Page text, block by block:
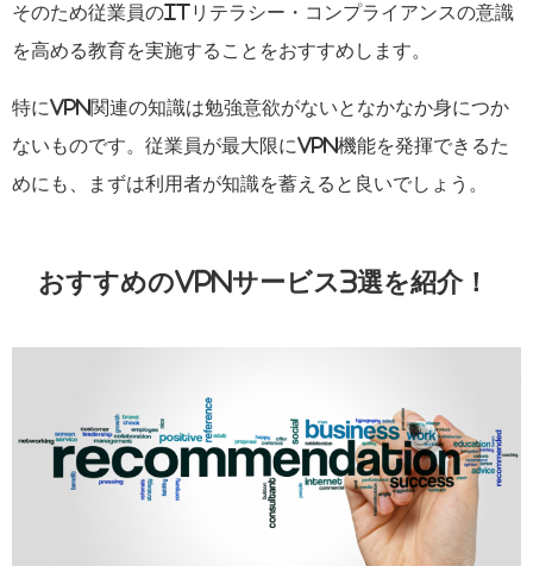
そのため従業員のITリテラシー・コンプライアンスの意識
を高める教育を実施することをおすすめします。
特にVPN関連の知識は勉強意欲がないとなかなか身につか
ないものです。従業員が最大限にVPN機能を発揮できるた
めにも、まずは利用者が知識を蓄えると良いでしょう。
おすすめのVPNサービス3選を紹介！